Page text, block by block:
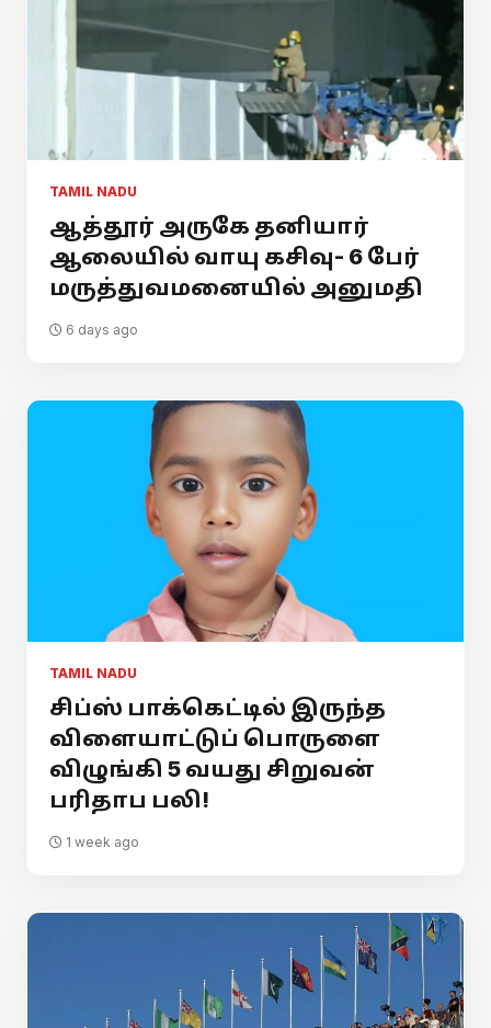
TAMIL NADU
ஆத்தூர் அருகே தனியார்
ஆலையில் வாயு கசிவு- 6 பேர்
மருத்துவமனையில் அனுமதி
6 days ago
TAMIL NADU
சிப்ஸ் பாக்கெட்டில் இருந்த
விளையாட்டுப் பொருளை
விழுங்கி 5 வயது சிறுவன்
பரிதாப பலி!
1 week ago